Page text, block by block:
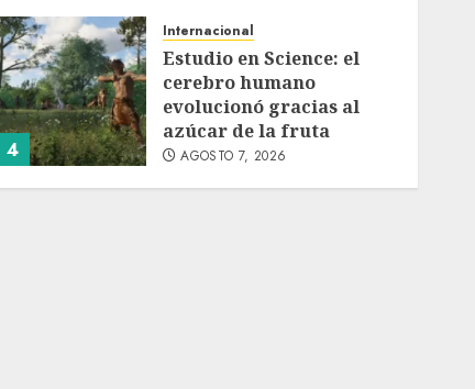
4
Internacional
Estudio en Science: el
cerebro humano
evolucionó gracias al
azúcar de la fruta
AGOSTO 7, 2026